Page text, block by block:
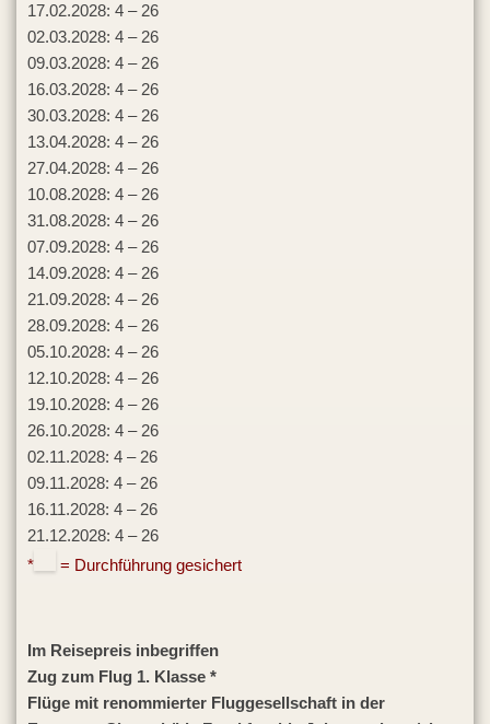
17.02.2028: 4 – 26
02.03.2028: 4 – 26
09.03.2028: 4 – 26
16.03.2028: 4 – 26
30.03.2028: 4 – 26
13.04.2028: 4 – 26
27.04.2028: 4 – 26
10.08.2028: 4 – 26
31.08.2028: 4 – 26
07.09.2028: 4 – 26
14.09.2028: 4 – 26
21.09.2028: 4 – 26
28.09.2028: 4 – 26
05.10.2028: 4 – 26
12.10.2028: 4 – 26
19.10.2028: 4 – 26
26.10.2028: 4 – 26
02.11.2028: 4 – 26
09.11.2028: 4 – 26
16.11.2028: 4 – 26
21.12.2028: 4 – 26
*
= Durchführung gesichert
Im Reisepreis inbegriffen
Zug zum Flug 1. Klasse *
Flüge mit renommierter Fluggesellschaft in der